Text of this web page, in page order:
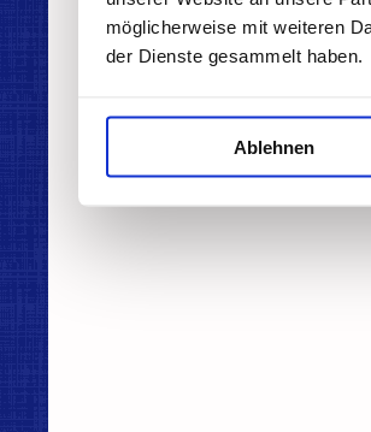
möglicherweise mit weiteren
der Dienste gesammelt haben.
Ablehnen